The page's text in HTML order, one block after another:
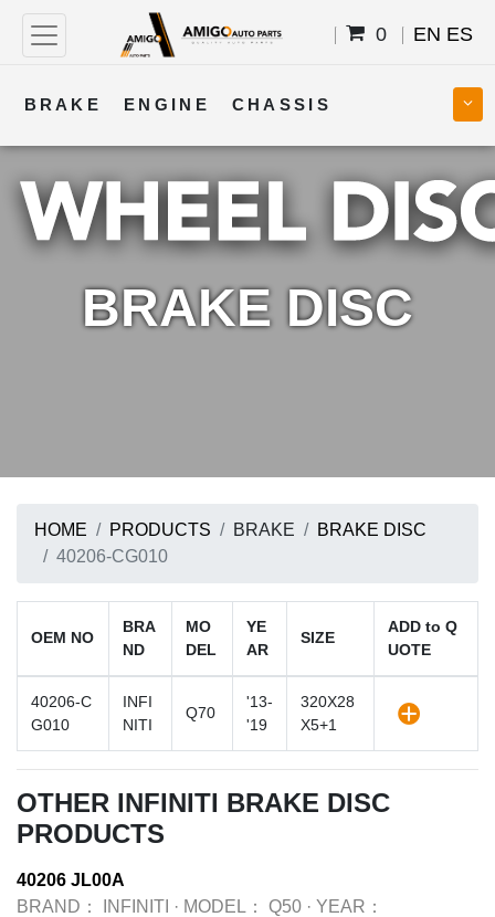
0 EN ES
BRAKE ENGINE CHASSIS
COOLING STEERING BODY
TRANSMISSION FUEL ELECTRICAL
BRAKE DISC
HOME PRODUCTS BRAKE
BRAKE DISC
40206-CG010
OEM NO
BRA
ND
MO
DEL
YE
AR
SIZE
ADD to Q
UOTE
40206-C
G010
INFI
NITI
Q70
'13-
'19
320X28
X5+1
OTHER INFINITI BRAKE DISC
PRODUCTS
40206 JL00A
BRAND：
INFINITI · MODEL： Q50 · YEAR：